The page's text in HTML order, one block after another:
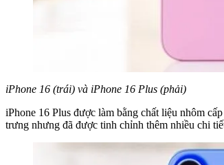
iPhone 16 (trái) và iPhone 16 Plus (phải)
iPhone 16 Plus được làm bằng chất liệu nhôm
trưng nhưng đã được tinh chỉnh thêm nhiều chi